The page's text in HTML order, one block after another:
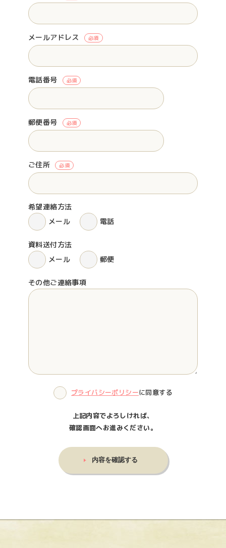
メールアドレス 必須
電話番号 必須
郵便番号 必須
ご住所 必須
希望連絡方法
メール
電話
資料送付方法
メール
郵便
その他ご連絡事項
プライバシーポリシーに同意する
上記内容でよろしければ、
確認画面へお進みください。